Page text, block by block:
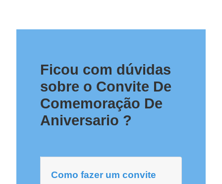
Ficou com dúvidas
sobre o Convite De
Comemoração De
Aniversario ?
Como fazer um convite